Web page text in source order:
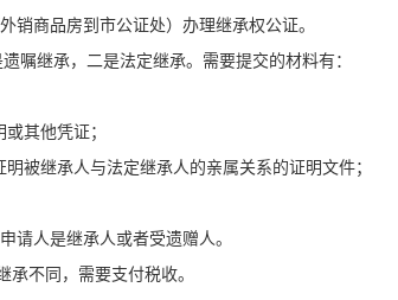
商品房到市公证处）办理继承权公证。
继承，二是法定继承。需要提交的材料有：
其他凭证；
继承人与法定继承人的亲属关系的证明文件；
人是继承人或者受遗赠人。
承不同，需要支付税收。